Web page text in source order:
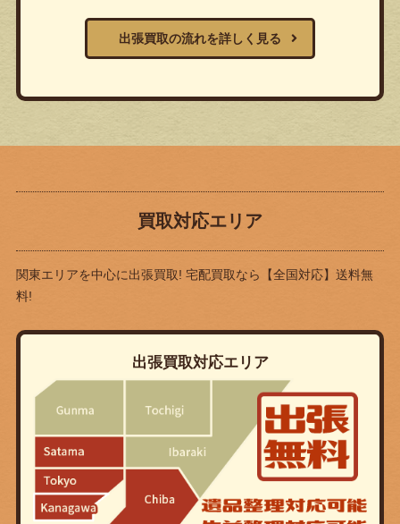
出張買取の流れを詳しく見る
買取対応エリア
関東エリアを中心に出張買取! 宅配買取なら
【全国対応】送料無
料!
出張買取対応エリア